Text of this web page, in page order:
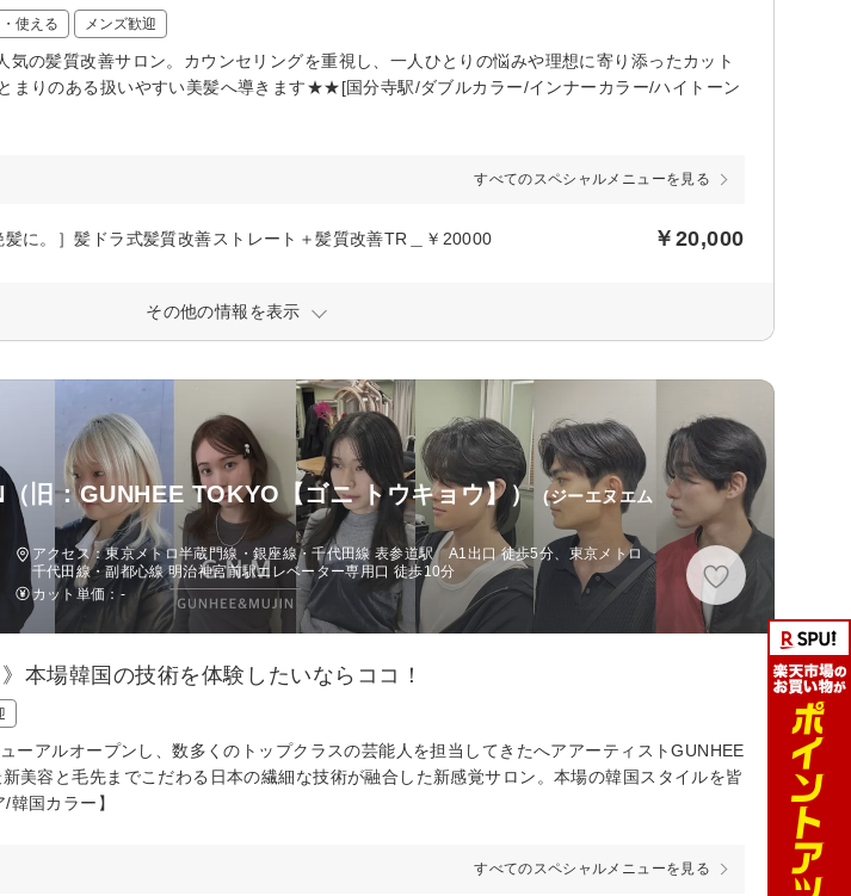
使える メンズ歓迎
気の髪質改善サロン。カウンセリングを重視し、一人ひとりの悩みや理想に寄り添ったカット
まりのある扱いやすい美髪へ導きます★★[国分寺駅/ダブルカラー/インナーカラー/ハイトーン
すべてのスペシャルメニューを見る
髪に。］髪ドラ式髪質改善ストレート＋髪質改善TR＿￥20000 ￥20,000
その他の情報を表示
旧：GUNHEE TOKYO【ゴニ トウキョウ】） (ジーエヌエム
アクセス：東京メトロ半蔵門線・銀座線・千代田線 表参道駅 A1出口 徒歩5分、東京メトロ
千代田線・副都心線 明治神宮前駅エレベーター専用口 徒歩10分
カット単価： -
本場韓国の技術を体験したいならココ！
ーアルオープンし、数多くのトップクラスの芸能人を担当してきたへアアーティストGUNHEE
美容と毛先までこだわる日本の繊細な技術が融合した新感覚サロン。本場の韓国スタイルを皆
国カラー】
すべてのスペシャルメニューを見る